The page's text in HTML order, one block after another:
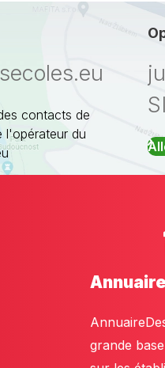
contacts de
l'opérateur du
grande